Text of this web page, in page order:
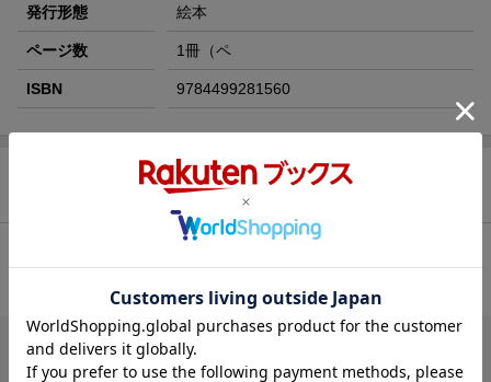
発行形態 絵本
ページ数 1冊（ペ
ISBN 9784499281560
商品レビュー（1件）
ブックスのレビュー（1件）